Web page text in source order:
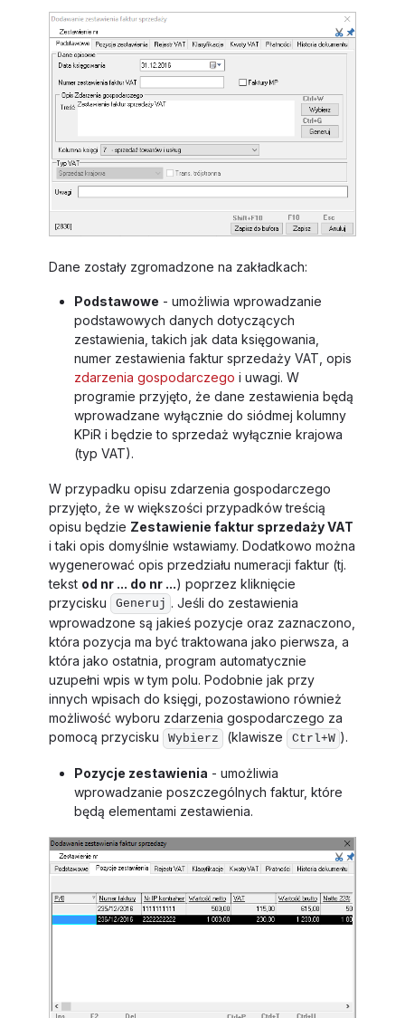
Dane zostały zgromadzone na zakładkach:
Podstawowe - umożliwia wprowadzanie
podstawowych danych dotyczących
zestawienia, takich jak data księgowania,
numer zestawienia faktur sprzedaży VAT, opis
zdarzenia gospodarczego i uwagi. W
programie przyjęto, że dane zestawienia będą
wprowadzane wyłącznie do siódmej kolumny
KPiR i będzie to sprzedaż wyłącznie krajowa
(typ VAT).
W przypadku opisu zdarzenia gospodarczego
przyjęto, że w większości przypadków treścią
opisu będzie Zestawienie faktur sprzedaży VAT
i taki opis domyślnie wstawiamy. Dodatkowo można
wygenerować opis przedziału numeracji faktur (tj.
tekst od nr ... do nr ...) poprzez kliknięcie
przycisku
Generuj . Jeśli do zestawienia
wprowadzone są jakieś pozycje oraz zaznaczono,
która pozycja ma być traktowana jako pierwsza, a
która jako ostatnia, program automatycznie
uzupełni wpis w tym polu. Podobnie jak przy
innych wpisach do księgi, pozostawiono również
możliwość wyboru zdarzenia gospodarczego za
pomocą przycisku
Wybierz (klawisze Ctrl+W ).
Pozycje zestawienia - umożliwia
wprowadzanie poszczególnych faktur, które
będą elementami zestawienia.